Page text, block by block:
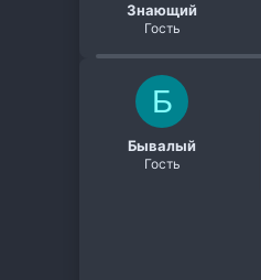
Знающий
Гость
Б
Бывалый
Гость